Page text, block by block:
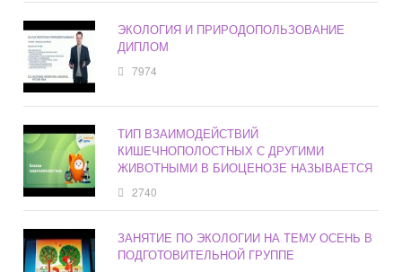
ЭКОЛОГИЯ И ПРИРОДОПОЛЬЗОВАНИЕ
ДИПЛОМ
7974
ТИП ВЗАИМОДЕЙСТВИЙ
КИШЕЧНОПОЛОСТНЫХ С ДРУГИМИ
ЖИВОТНЫМИ В БИОЦЕНОЗЕ НАЗЫВАЕТСЯ
2740
ЗАНЯТИЕ ПО ЭКОЛОГИИ НА ТЕМУ ОСЕНЬ В
ПОДГОТОВИТЕЛЬНОЙ ГРУППЕ